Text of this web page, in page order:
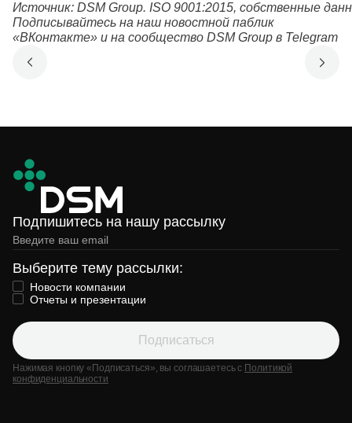
Источник: DSM Group. ISO 9001:2015, собственные
Подписывайтесь на наш новостной паблик
«ВКонтакте» и на сообщество DSM Group в Telegram
Подпишитесь на нашу рассылку
Выберите тему рассылки:
Новости компании
Отчеты и презентации
Подписаться
Нажимая кнопку «Подписаться», вы соглашаетесь с Политикой
конфиденциальности